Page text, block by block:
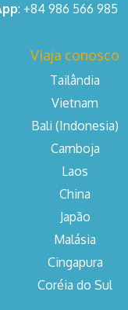
: +84 986 566 985
Viaja conosco
Tailândia
Vietnam
Bali (Indonesia)
Camboja
Laos
China
Japão
Malásia
Cingapura
Coréia do Sul